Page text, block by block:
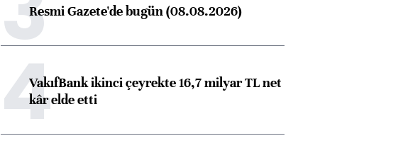
Resmi Gazete'de bugün (08.08.2026)
4VakıfBank ikinci çeyrekte 16,7 milyar TL net
kâr elde etti